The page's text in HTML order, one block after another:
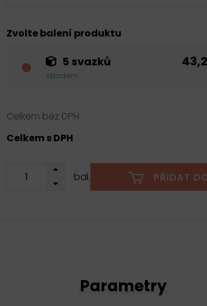
Zvolte balení produktu
5 svazků
skladem
Celkem bez DPH
Celkem s DPH
bal. PŘIDAT
Parametry